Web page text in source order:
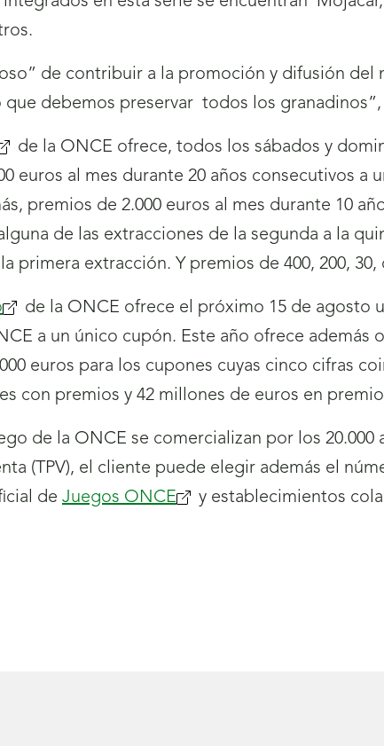
de contribuir a la promoción y difusión del
debemos preservar todos los
de la ONCE ofrece, todos los sábados y
euros al mes durante 20 años consecutivos
premios de 2.000 euros al mes durante 10
de las extracciones de la segunda a la
primera extracción. Y premios de 400, 200, 30,
de la ONCE ofrece el próximo 15 de agosto
a un único cupón. Este año ofrece además
euros para los cupones cuyas cinco cifras
con premios y 42 millones de euros en
de la ONCE se comercializan por los
(TPV), el cliente puede elegir además el
de Juegos ONCE y establecimientos